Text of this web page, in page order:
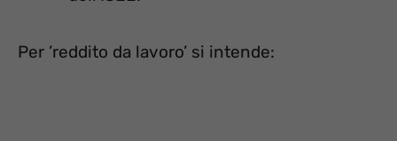
Per ’reddito da lavoro’ si intende: